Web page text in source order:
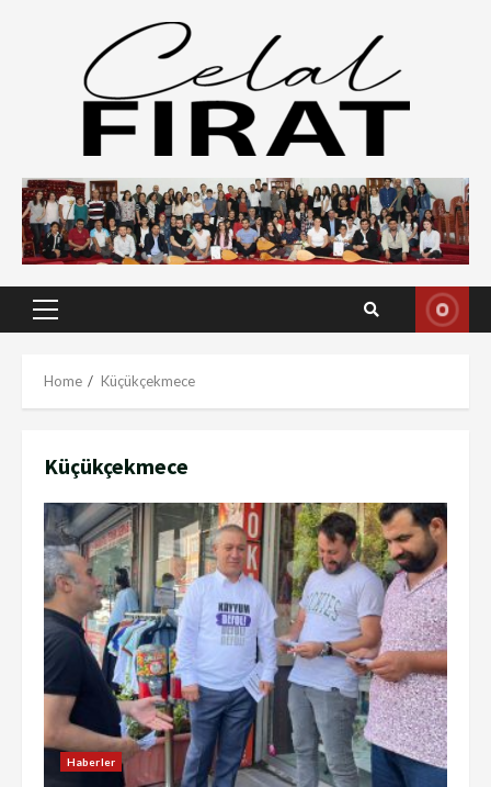
Primary
Home Küçükçekmece
Küçükçekmece
Haberler